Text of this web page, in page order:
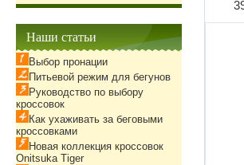
Наши статьи
Выбор пронации
Питьевой режим для бегунов
Руководство по выбору
кроссовок
Как ухаживать за беговыми
кроссовками
Новая коллекция кроссовок
Onitsuka Tiger